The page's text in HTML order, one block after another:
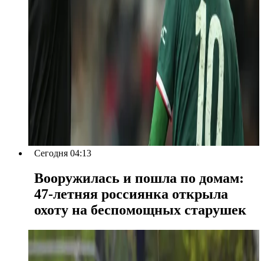
Сегодня 04:13
Вооружилась и пошла по домам:
47-летняя россиянка открыла
охоту на беспомощных старушек